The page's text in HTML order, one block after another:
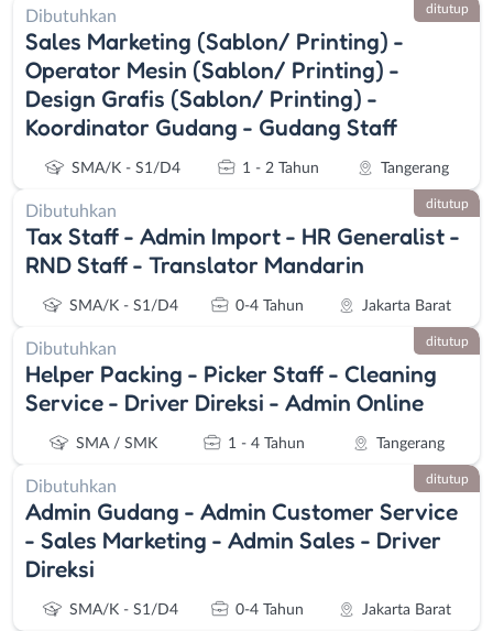
Dibutuhkan
Sales Marketing (Sablon/ Printing) -
Operator Mesin (Sablon/ Printing) -
Design Grafis (Sablon/ Printing) -
Koordinator Gudang - Gudang Staff
SMA/K - S1/D4 1 - 2 Tahun Tangerang
ditutup
Dibutuhkan
Tax Staff - Admin Import - HR Generalist -
RND Staff - Translator Mandarin
SMA/K - S1/D4 0-4 Tahun Jakarta Barat
ditutup
Dibutuhkan
Helper Packing - Picker Staff - Cleaning
Service - Driver Direksi - Admin Online
SMA / SMK 1 - 4 Tahun Tangerang
ditutup
Dibutuhkan
Admin Gudang - Admin Customer Service
- Sales Marketing - Admin Sales - Driver
Direksi
SMA/K - S1/D4 0-4 Tahun Jakarta Barat
ditutup